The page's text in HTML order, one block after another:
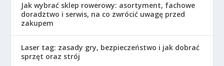
Jak wybrać sklep rowerowy: asortyment, fachowe
doradztwo i serwis, na co zwrócić uwagę przed
zakupem
Laser tag: zasady gry, bezpieczeństwo i jak dobrać
sprzęt oraz strój